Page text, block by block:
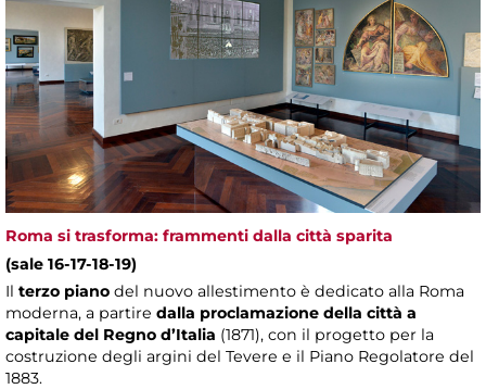
Roma si trasforma: frammenti dalla città sparita
(sale 16-17-18-19)
Il terzo piano del nuovo allestimento è dedicato alla Roma
moderna, a partire dalla proclamazione della città a
capitale del Regno d’Italia (1871), con il progetto per la
costruzione degli argini del Tevere e il Piano Regolatore del
1883.